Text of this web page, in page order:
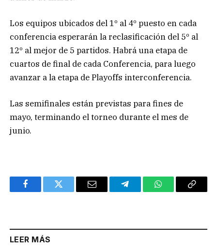
Los equipos ubicados del 1º al 4º puesto en cada
conferencia esperarán la reclasificación del 5º al
12º al mejor de 5 partidos. Habrá una etapa de
cuartos de final de cada Conferencia, para luego
avanzar a la etapa de Playoffs interconferencia.
Las semifinales están previstas para fines de
mayo, terminando el torneo durante el mes de
junio.
FacebookTwitter Email TelegramWhatsAppCopy
LEER MÁS